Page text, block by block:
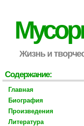
Жизнь и
Содержание:
Главная
Биография
Произведения
Литература